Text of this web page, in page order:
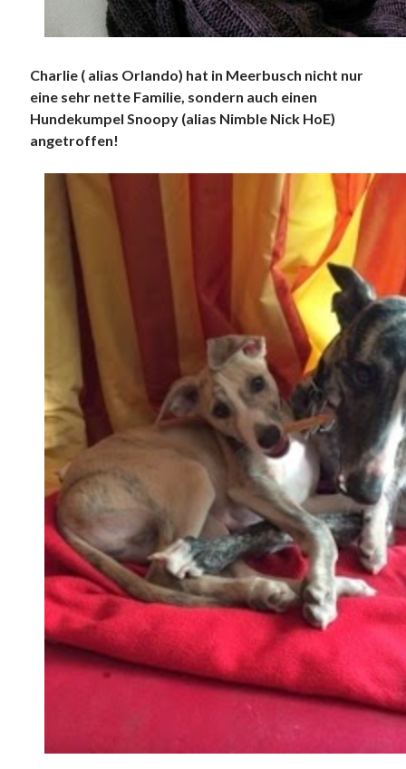
Charlie ( alias Orlando) hat in Meerbusch nicht nur
eine sehr nette Familie, sondern auch einen
Hundekumpel Snoopy (alias Nimble Nick HoE)
angetroffen!